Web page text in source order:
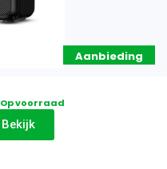
Aanbieding
Op voorraad
Bekijk